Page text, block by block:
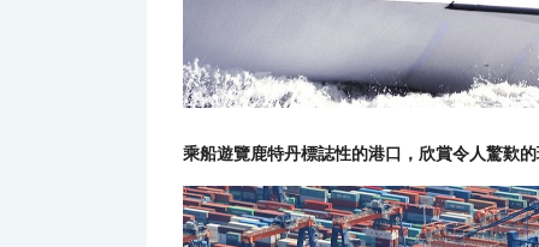
乘船遊覽鹿特丹標誌性的港口，欣賞令人驚歎